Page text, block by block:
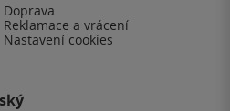
Doprava
Reklamace a vrácení
Nastavení cookies